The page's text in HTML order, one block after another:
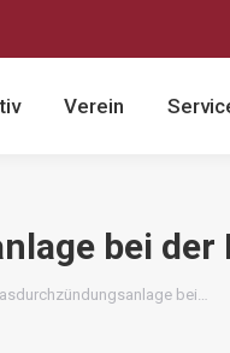
Verein
bei der
bei…